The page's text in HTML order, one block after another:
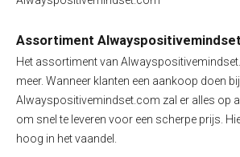
Assortiment
Het assortiment van
meer. Wanneer klanten een aankoop doen bij
Alwayspositivemindset.com zal er alles op
om snel te leveren voor een scherpe prijs.
hoog in het vaandel.